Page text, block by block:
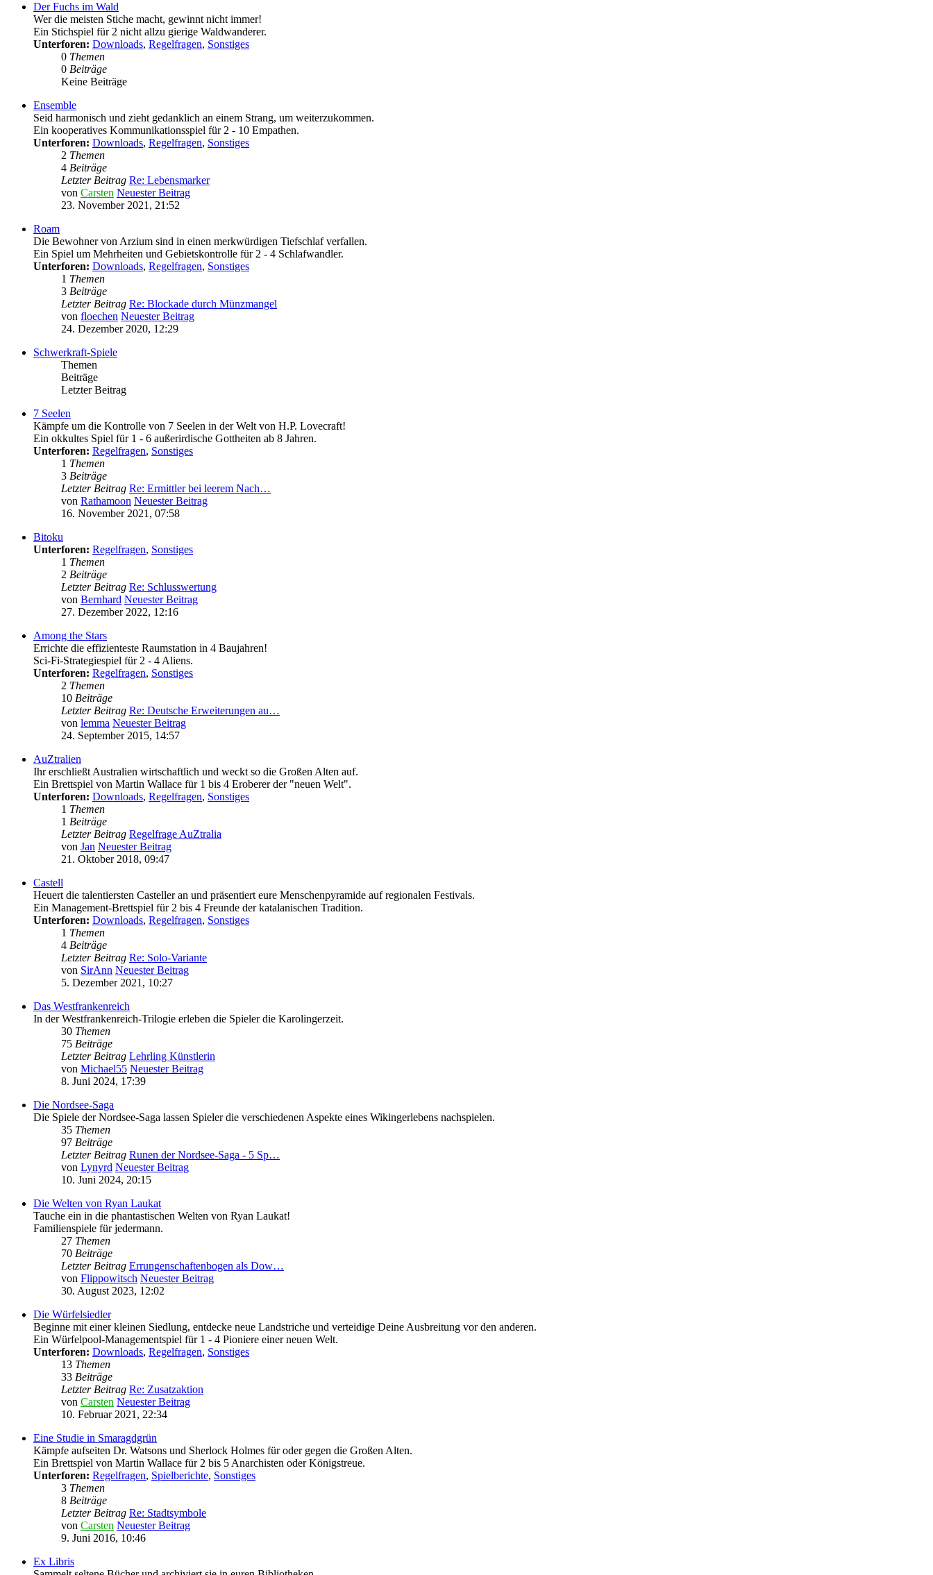
Der Fuchs im Wald
Wer die meisten Stiche macht, gewinnt nicht immer!
Ein Stichspiel für 2 nicht allzu gierige Waldwanderer.
Unterforen: Downloads, Regelfragen, Sonstiges
0 Themen
0 Beiträge
Keine Beiträge
Ensemble
Seid harmonisch und zieht gedanklich an einem Strang, um weiterzukommen.
Ein kooperatives Kommunikationsspiel für 2 - 10 Empathen.
Unterforen: Downloads, Regelfragen, Sonstiges
2 Themen
4 Beiträge
Letzter Beitrag Re: Lebensmarker
von Carsten Neuester Beitrag
23. November 2021, 21:52
Roam
Die Bewohner von Arzium sind in einen merkwürdigen Tiefschlaf verfallen.
Ein Spiel um Mehrheiten und Gebietskontrolle für 2 - 4 Schlafwandler.
Unterforen: Downloads, Regelfragen, Sonstiges
1 Themen
3 Beiträge
Letzter Beitrag Re: Blockade durch Münzmangel
von floechen Neuester Beitrag
24. Dezember 2020, 12:29
Schwerkraft-Spiele
Themen
Beiträge
Letzter Beitrag
7 Seelen
Kämpfe um die Kontrolle von 7 Seelen in der Welt von H.P. Lovecraft!
Ein okkultes Spiel für 1 - 6 außerirdische Gottheiten ab 8 Jahren.
Unterforen: Regelfragen, Sonstiges
1 Themen
3 Beiträge
Letzter Beitrag Re: Ermittler bei leerem Nach…
von Rathamoon Neuester Beitrag
16. November 2021, 07:58
Bitoku
Unterforen: Regelfragen, Sonstiges
1 Themen
2 Beiträge
Letzter Beitrag Re: Schlusswertung
von Bernhard Neuester Beitrag
27. Dezember 2022, 12:16
Among the Stars
Errichte die effizienteste Raumstation in 4 Baujahren!
Sci-Fi-Strategiespiel für 2 - 4 Aliens.
Unterforen: Regelfragen, Sonstiges
2 Themen
10 Beiträge
Letzter Beitrag Re: Deutsche Erweiterungen au…
von lemma Neuester Beitrag
24. September 2015, 14:57
AuZtralien
Ihr erschließt Australien wirtschaftlich und weckt so die Großen Alten auf.
Ein Brettspiel von Martin Wallace für 1 bis 4 Eroberer der "neuen Welt".
Unterforen: Downloads, Regelfragen, Sonstiges
1 Themen
1 Beiträge
Letzter Beitrag Regelfrage AuZtralia
von Jan Neuester Beitrag
21. Oktober 2018, 09:47
Castell
Heuert die talentiersten Casteller an und präsentiert eure Menschenpyramide auf regionalen Festivals.
Ein Management-Brettspiel für 2 bis 4 Freunde der katalanischen Tradition.
Unterforen: Downloads, Regelfragen, Sonstiges
1 Themen
4 Beiträge
Letzter Beitrag Re: Solo-Variante
von SirAnn Neuester Beitrag
5. Dezember 2021, 10:27
Das Westfrankenreich
In der Westfrankenreich-Trilogie erleben die Spieler die Karolingerzeit.
30 Themen
75 Beiträge
Letzter Beitrag Lehrling Künstlerin
von Michael55 Neuester Beitrag
8. Juni 2024, 17:39
Die Nordsee-Saga
Die Spiele der Nordsee-Saga lassen Spieler die verschiedenen Aspekte eines Wikingerlebens nachspielen.
35 Themen
97 Beiträge
Letzter Beitrag Runen der Nordsee-Saga - 5 Sp…
von Lynyrd Neuester Beitrag
10. Juni 2024, 20:15
Die Welten von Ryan Laukat
Tauche ein in die phantastischen Welten von Ryan Laukat!
Familienspiele für jedermann.
27 Themen
70 Beiträge
Letzter Beitrag Errungenschaftenbogen als Dow…
von Flippowitsch Neuester Beitrag
30. August 2023, 12:02
Die Würfelsiedler
Beginne mit einer kleinen Siedlung, entdecke neue Landstriche und verteidige Deine Ausbreitung vor den anderen.
Ein Würfelpool-Managementspiel für 1 - 4 Pioniere einer neuen Welt.
Unterforen: Downloads, Regelfragen, Sonstiges
13 Themen
33 Beiträge
Letzter Beitrag Re: Zusatzaktion
von Carsten Neuester Beitrag
10. Februar 2021, 22:34
Eine Studie in Smaragdgrün
Kämpfe aufseiten Dr. Watsons und Sherlock Holmes für oder gegen die Großen Alten.
Ein Brettspiel von Martin Wallace für 2 bis 5 Anarchisten oder Königstreue.
Unterforen: Regelfragen, Spielberichte, Sonstiges
3 Themen
8 Beiträge
Letzter Beitrag Re: Stadtsymbole
von Carsten Neuester Beitrag
9. Juni 2016, 10:46
Ex Libris